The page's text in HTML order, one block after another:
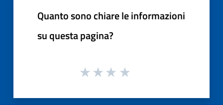
Quanto sono chiare le informazioni
su questa pagina?